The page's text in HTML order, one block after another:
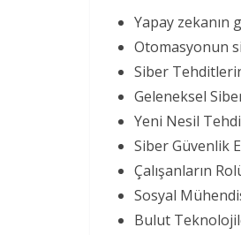
Yapay zekanın
Otomasyonun
Siber
Geleneksel
Yeni Nesil
Siber Güvenlik
Çalışanların
Sosyal
Bulut